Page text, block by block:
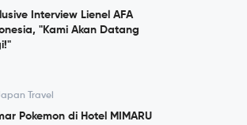
Interview Lienel AFA
"Kami Akan Datang
Travel
Pokemon di Hotel MIMARU